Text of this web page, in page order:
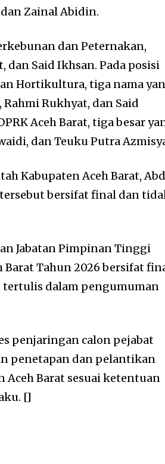
Zainal Abidin.
dan Peternakan,
Said Ikhsan. Pada posisi
Hortikultura, tiga nama
Rukhyat, dan Said
Aceh Barat, tiga besar
dan Teuku Putra
Kabupaten Aceh Barat,
bersifat final dan
Jabatan Pimpinan Tinggi
Barat Tahun 2026 bersifat
tertulis dalam pengumuman
penjaringan calon pejabat
penetapan dan pelantikan
Barat sesuai ketentuan
[]